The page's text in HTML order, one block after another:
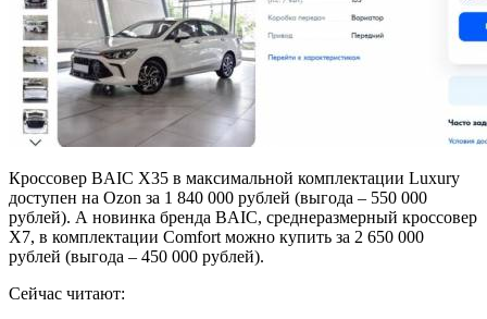
Кроссовер BAIC X35 в максимальной комплектации Luxury
доступен на Ozon за 1 840 000 рублей (выгода – 550 000
рублей). А новинка бренда BAIC, среднеразмерный кроссовер
X7, в комплектации Comfort можно купить за 2 650 000
рублей (выгода – 450 000 рублей).
Сейчас читают: